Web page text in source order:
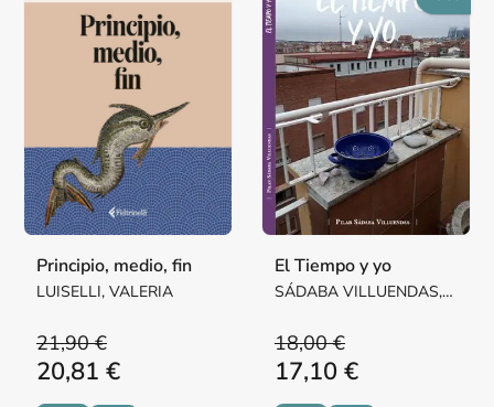
Principio, medio, fin
LUISELLI, VALERIA
21,90 €
20,81 €
El Tiempo y yo
SÁDABA VILLUENDAS,
18,00 €
17,10 €